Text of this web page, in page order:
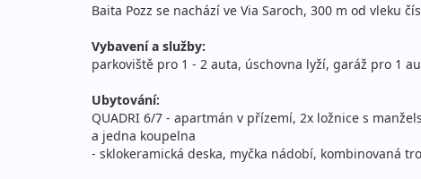
Baita Pozz se nachází ve Via Saroch, 300 m od vleku
Vybavení a služby:
parkoviště pro 1 - 2 auta, úschovna lyží, garáž pro 1
Ubytování:
QUADRI 6/7 - apartmán v přízemí, 2x ložnice s
a jedna koupelna
- sklokeramická deska, myčka nádobí, kombinovaná